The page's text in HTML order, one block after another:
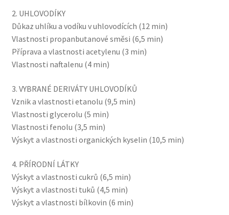
2. UHLOVODÍKY
Důkaz uhlíku a vodíku v uhlovodících (12 min)
Vlastnosti propanbutanové směsi (6,5 min)
Příprava a vlastnosti acetylenu (3 min)
Vlastnosti naftalenu (4 min)
3. VYBRANÉ DERIVÁTY UHLOVODÍKŮ
Vznik a vlastnosti etanolu (9,5 min)
Vlastnosti glycerolu (5 min)
Vlastnosti fenolu (3,5 min)
Výskyt a vlastnosti organických kyselin (10,5 min)
4. PŘÍRODNÍ LÁTKY
Výskyt a vlastnosti cukrů (6,5 min)
Výskyt a vlastnosti tuků (4,5 min)
Výskyt a vlastnosti bílkovin (6 min)